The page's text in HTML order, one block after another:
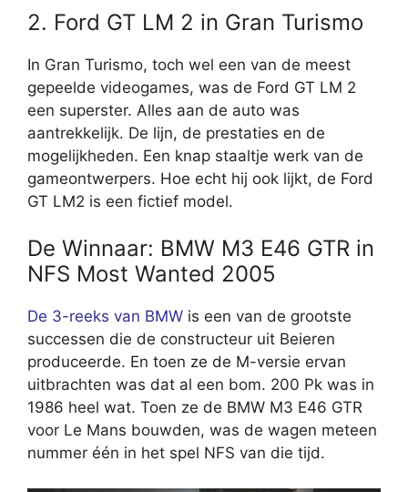
2. Ford GT LM 2 in Gran Turismo
In Gran Turismo, toch wel een van de meest
gepeelde videogames, was de Ford GT LM 2
een superster. Alles aan de auto was
aantrekkelijk. De lijn, de prestaties en de
mogelijkheden. Een knap staaltje werk van de
gameontwerpers. Hoe echt hij ook lijkt, de Ford
GT LM2 is een fictief model.
De Winnaar: BMW M3 E46 GTR in
NFS Most Wanted 2005
De 3-reeks van BMW is een van de grootste
successen die de constructeur uit Beieren
produceerde. En toen ze de M-versie ervan
uitbrachten was dat al een bom. 200 Pk was in
1986 heel wat. Toen ze de BMW M3 E46 GTR
voor Le Mans bouwden, was de wagen meteen
nummer één in het spel NFS van die tijd.